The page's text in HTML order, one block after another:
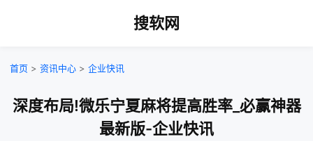
搜软网
首页 > 资讯中心 > 企业快讯
深度布局!微乐宁夏麻将提高胜率_必赢神器
最新版-企业快讯